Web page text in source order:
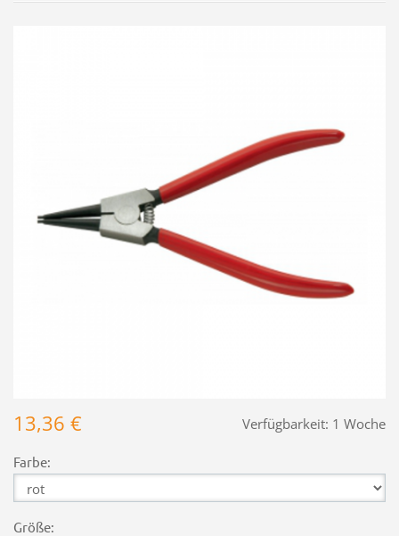
Verfügbarkeit: 1 Woche
13,36 €
Farbe:
Größe: